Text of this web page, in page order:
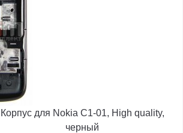
Корпус для Nokia C1-01, High quality,
черный